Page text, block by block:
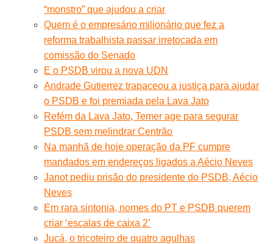
“monstro” que ajudou a criar
Quem é o empresário milionário que fez a
reforma trabalhista passar irretocada em
comissão do Senado
E o PSDB virou a nova UDN
Andrade Gutierrez trapaceou a justiça para ajudar
o PSDB e foi premiada pela Lava Jato
Refém da Lava Jato, Temer age para segurar
PSDB sem melindrar Centrão
Na manhã de hoje operação da PF cumpre
mandados em endereços ligados a Aécio Neves
Janot pediu prisão do presidente do PSDB, Aécio
Neves
Em rara sintonia, nomes do PT e PSDB querem
criar ‘escalas de caixa 2’
Jucá, o tricoteiro de quatro agulhas